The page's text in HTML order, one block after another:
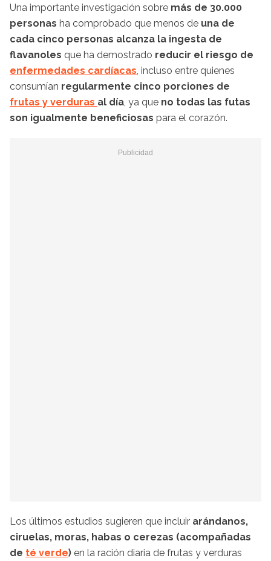
Una importante investigación sobre más de 30.000
personas ha comprobado que menos de una de
cada cinco personas alcanza la ingesta de
flavanoles que ha demostrado reducir el riesgo de
enfermedades cardíacas, incluso entre quienes
consumían regularmente cinco porciones de
frutas y verduras al día, ya que no todas las futas
son igualmente beneficiosas para el corazón.
Los últimos estudios sugieren que incluir arándanos,
ciruelas, moras, habas o cerezas (acompañadas
de té verde) en la ración diaria de frutas y verduras